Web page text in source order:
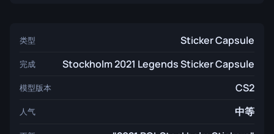
类型 Sticker Capsule
完成 Stockholm 2021 Legends Sticker Capsule
模型版本 CS2
人气 中等